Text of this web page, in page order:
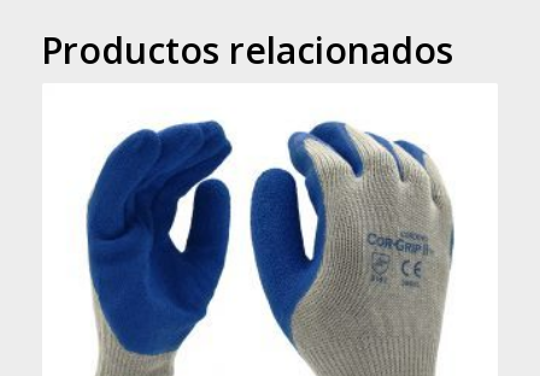
Productos relacionados